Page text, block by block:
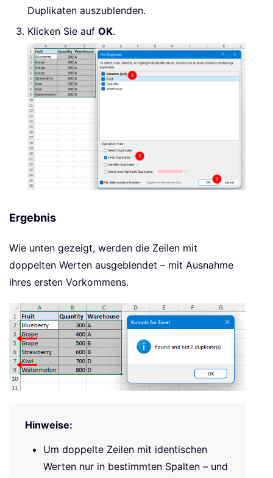
Duplikaten auszublenden.
Klicken Sie auf OK.
Ergebnis
Wie unten gezeigt, werden die Zeilen mit
doppelten Werten ausgeblendet – mit Ausnahme
ihres ersten Vorkommens.
Hinweise:
Um doppelte Zeilen mit identischen
Werten nur in bestimmten Spalten – und